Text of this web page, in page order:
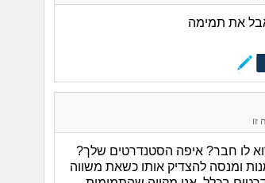
את תמימה
זו
לו חבר? איפה הסטנדרטים שלך?
ומנסה להצדיק אותו כשאת משווה